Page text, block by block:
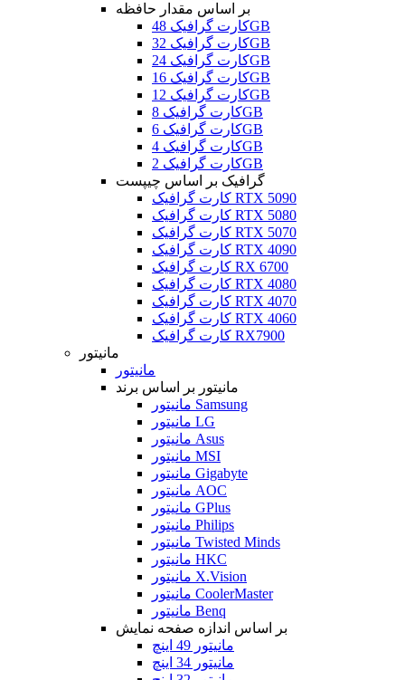
بر اساس مقدار حافظه
کارت گرافیک 48GB
کارت گرافیک 32GB
کارت گرافیک 24GB
کارت گرافیک 16GB
کارت گرافیک 12GB
کارت گرافیک 8GB
کارت گرافیک 6GB
کارت گرافیک 4GB
کارت گرافیک 2GB
گرافیک بر اساس چیپست
کارت گرافیک RTX 5090
کارت گرافیک RTX 5080
کارت گرافیک RTX 5070
کارت گرافیک RTX 4090
کارت گرافیک RX 6700
کارت گرافیک RTX 4080
کارت گرافیک RTX 4070
کارت گرافیک RTX 4060
کارت گرافیک RX7900
مانیتور
مانیتور
مانیتور بر اساس برند
مانیتور Samsung
مانیتور LG
مانیتور Asus
مانیتور MSI
مانیتور Gigabyte
مانیتور AOC
مانیتور GPlus
مانیتور Philips
مانیتور Twisted Minds
مانیتور HKC
مانیتور X.Vision
مانیتور CoolerMaster
مانیتور Benq
بر اساس اندازه صفحه نمایش
مانیتور 49 اینچ
مانیتور 34 اینچ